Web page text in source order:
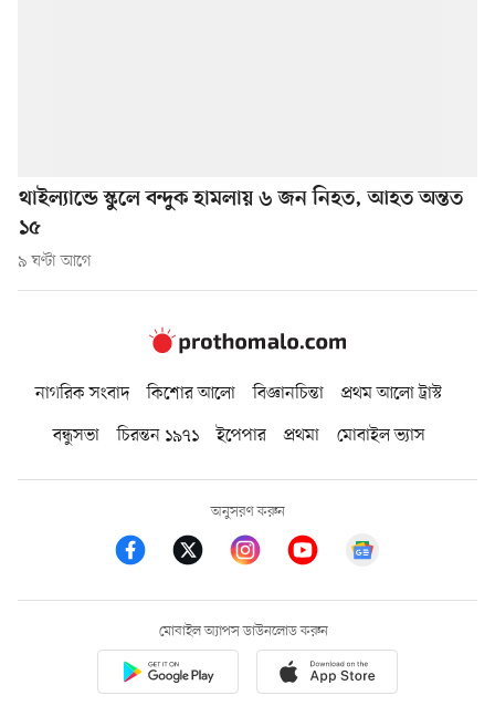
থাইল্যান্ডে স্কুলে বন্দুক হামলায় ৬ জন নিহত, আহত অন্তত
১৫
৯ ঘণ্টা আগে
নাগরিক সংবাদ কিশোর আলো বিজ্ঞানচিন্তা
প্রথম আলো ট্রাস্ট
বন্ধুসভা
চিরন্তন ১৯৭১ ইপেপার প্রথমা মোবাইল ভ্যাস
অনুসরণ করুন
মোবাইল অ্যাপস ডাউনলোড করুন